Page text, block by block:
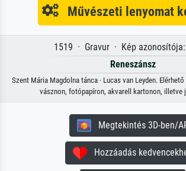
Művészeti lenyomat
1519 · Gravur · Kép
Reneszánsz
Szent Mária Magdolna tánca · Lucas van Leyden.
vásznon, fotópapíron, akvarell kartonon, illetve
Megtekintés 3D-ben/
Hozzáadás